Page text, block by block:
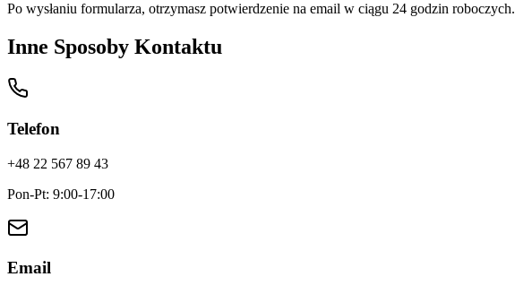
Po wysłaniu formularza, otrzymasz potwierdzenie na email w ciągu 24 godzin roboczych.
Inne Sposoby Kontaktu
Telefon
+48 22 567 89 43
Pon-Pt: 9:00-17:00
Email